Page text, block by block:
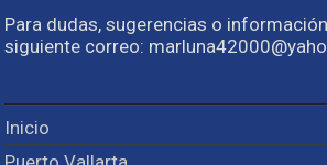
Para dudas, sugerencias o
siguiente correo:
Inicio